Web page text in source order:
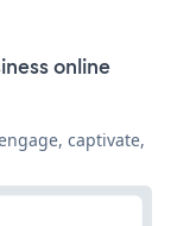
online
captivate,